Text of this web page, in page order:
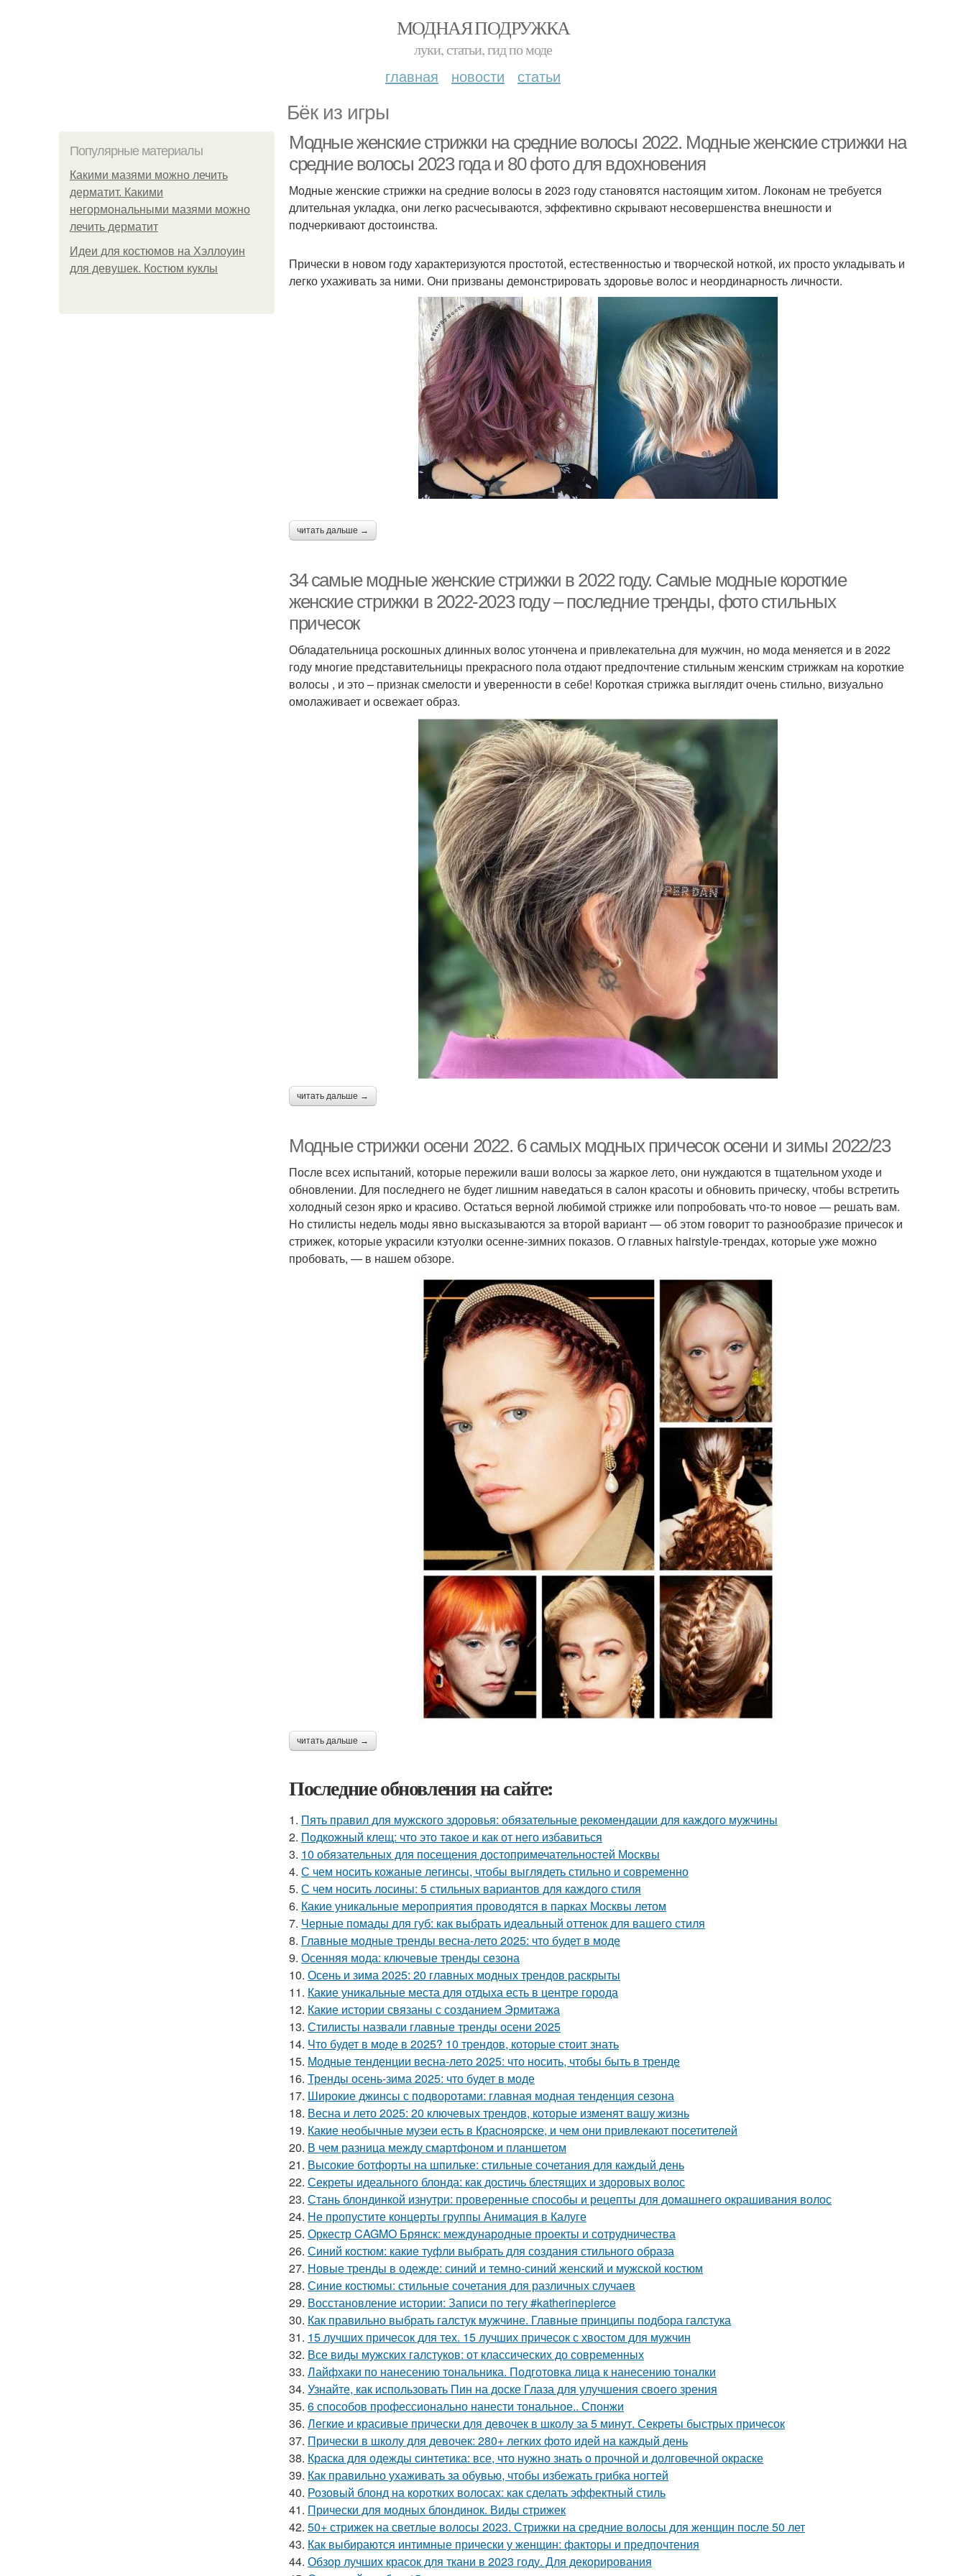
МОДНАЯ ПОДРУЖКА
луки, статьи, гид по моде
главная новости статьи
Бёк из игры
Популярные материалы
Какими мазями можно лечить
дерматит. Какими
негормональными мазями можно
лечить дерматит
Идеи для костюмов на Хэллоуин
для девушек. Костюм куклы
Модные женские стрижки на средние волосы 2022. Модные женские стрижки на
средние волосы 2023 года и 80 фото для вдохновения
Модные женские стрижки на средние волосы в 2023 году становятся настоящим хитом. Локонам не требуется
длительная укладка, они легко расчесываются, эффективно скрывают несовершенства внешности и
подчеркивают достоинства.
Прически в новом году характеризуются простотой, естественностью и творческой ноткой, их просто укладывать и
легко ухаживать за ними. Они призваны демонстрировать здоровье волос и неординарность личности.
читать дальше →
34 самые модные женские стрижки в 2022 году. Самые модные короткие
женские стрижки в 2022-2023 году – последние тренды, фото стильных
причесок
Обладательница роскошных длинных волос утончена и привлекательна для мужчин, но мода меняется и в 2022
году многие представительницы прекрасного пола отдают предпочтение стильным женским стрижкам на короткие
волосы , и это – признак смелости и уверенности в себе! Короткая стрижка выглядит очень стильно, визуально
омолаживает и освежает образ.
читать дальше →
Модные стрижки осени 2022. 6 самых модных причесок осени и зимы 2022/23
После всех испытаний, которые пережили ваши волосы за жаркое лето, они нуждаются в тщательном уходе и
обновлении. Для последнего не будет лишним наведаться в салон красоты и обновить прическу, чтобы встретить
холодный сезон ярко и красиво. Остаться верной любимой стрижке или попробовать что-то новое — решать вам.
Но стилисты недель моды явно высказываются за второй вариант — об этом говорит то разнообразие причесок и
стрижек, которые украсили кэтуолки осенне-зимних показов. О главных hairstyle-трендах, которые уже можно
пробовать, — в нашем обзоре.
читать дальше →
Последние обновления на сайте:
1. Пять правил для мужского здоровья: обязательные рекомендации для каждого мужчины
2. Подкожный клещ: что это такое и как от него избавиться
3. 10 обязательных для посещения достопримечательностей Москвы
4. С чем носить кожаные легинсы, чтобы выглядеть стильно и современно
5. С чем носить лосины: 5 стильных вариантов для каждого стиля
6. Какие уникальные мероприятия проводятся в парках Москвы летом
7. Черные помады для губ: как выбрать идеальный оттенок для вашего стиля
8. Главные модные тренды весна-лето 2025: что будет в моде
9. Осенняя мода: ключевые тренды сезона
10. Осень и зима 2025: 20 главных модных трендов раскрыты
11. Какие уникальные места для отдыха есть в центре города
12. Какие истории связаны с созданием Эрмитажа
13. Стилисты назвали главные тренды осени 2025
14. Что будет в моде в 2025? 10 трендов, которые стоит знать
15. Модные тенденции весна-лето 2025: что носить, чтобы быть в тренде
16. Тренды осень-зима 2025: что будет в моде
17. Широкие джинсы с подворотами: главная модная тенденция сезона
18. Весна и лето 2025: 20 ключевых трендов, которые изменят вашу жизнь
19. Какие необычные музеи есть в Красноярске, и чем они привлекают посетителей
20. В чем разница между смартфоном и планшетом
21. Высокие ботфорты на шпильке: стильные сочетания для каждый день
22. Секреты идеального блонда: как достичь блестящих и здоровых волос
23. Стань блондинкой изнутри: проверенные способы и рецепты для домашнего окрашивания волос
24. Не пропустите концерты группы Анимация в Калуге
25. Оркестр CAGMO Брянск: международные проекты и сотрудничества
26. Синий костюм: какие туфли выбрать для создания стильного образа
27. Новые тренды в одежде: синий и темно-синий женский и мужской костюм
28. Синие костюмы: стильные сочетания для различных случаев
29. Восстановление истории: Записи по тегу #katherinepierce
30. Как правильно выбрать галстук мужчине. Главные принципы подбора галстука
31. 15 лучших причесок для тех. 15 лучших причесок с хвостом для мужчин
32. Все виды мужских галстуков: от классических до современных
33. Лайфхаки по нанесению тональника. Подготовка лица к нанесению тоналки
34. Узнайте, как использовать Пин на доске Глаза для улучшения своего зрения
35. 6 способов профессионально нанести тональное.. Спонжи
36. Легкие и красивые прически для девочек в школу за 5 минут. Секреты быстрых причесок
37. Прически в школу для девочек: 280+ легких фото идей на каждый день
38. Краска для одежды синтетика: все, что нужно знать о прочной и долговечной окраске
39. Как правильно ухаживать за обувью, чтобы избежать грибка ногтей
40. Розовый блонд на коротких волосах: как сделать эффектный стиль
41. Прически для модных блондинок. Виды стрижек
42. 50+ стрижек на светлые волосы 2023. Стрижки на средние волосы для женщин после 50 лет
43. Как выбираются интимные прически у женщин: факторы и предпочтения
44. Обзор лучших красок для ткани в 2023 году. Для декорирования